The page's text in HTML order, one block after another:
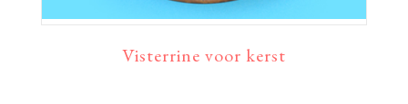
Visterrine voor kerst